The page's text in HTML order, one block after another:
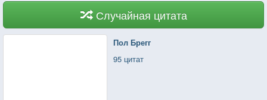
Случайная цитата
Пол Брегг
95 цитат